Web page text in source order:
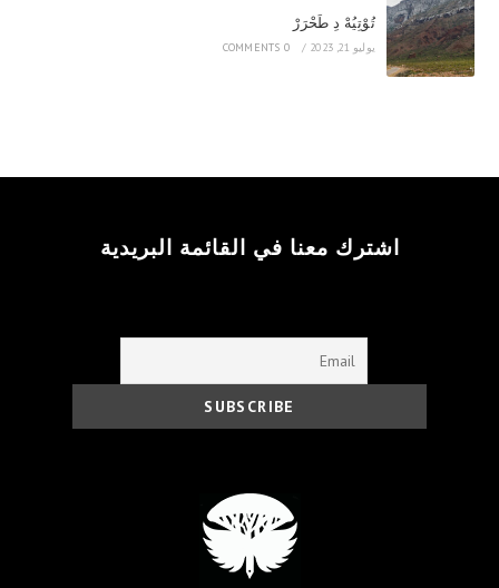
تُوْتِيُهْ دِ طَحْرَرْ
يوليو 21, 2023 /
0 COMMENTS
اشترك معنا في القائمة البريدية